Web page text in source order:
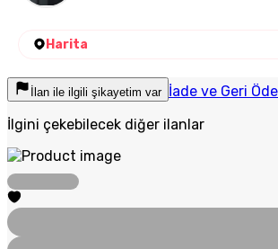
Harita
İlan ile ilgili şikayetim var İade ve Geri
İlgini çekebilecek diğer ilanlar